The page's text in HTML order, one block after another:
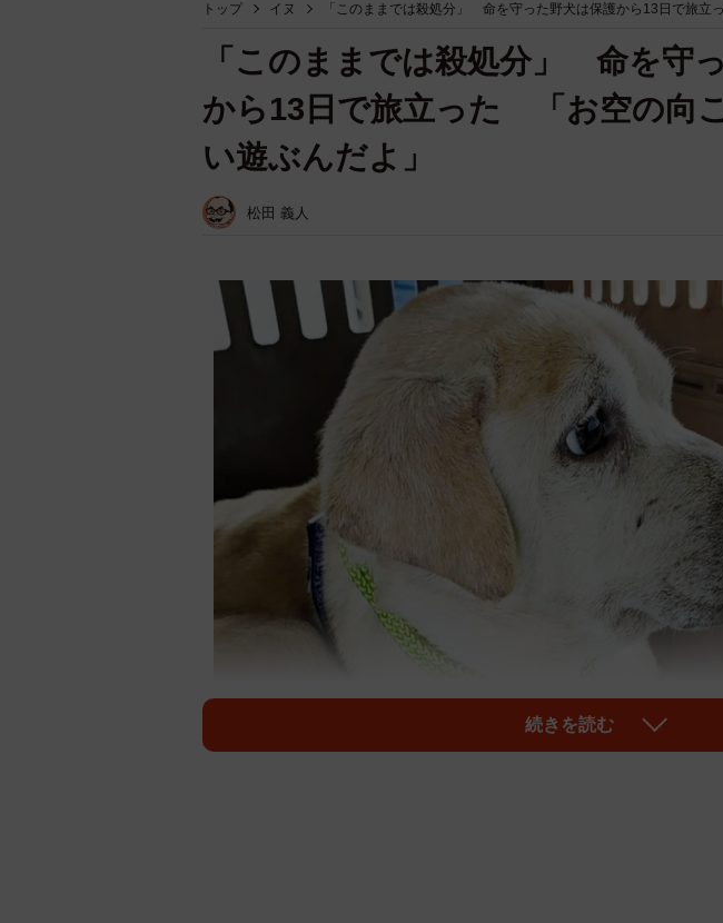
トップ イヌ 「このままでは殺処分」 命を守った野犬は保護から13日で旅
「このままでは殺処分」 命を守
から13日で旅立った 「お空の向
い遊ぶんだよ」
松田 義人
続きを読む